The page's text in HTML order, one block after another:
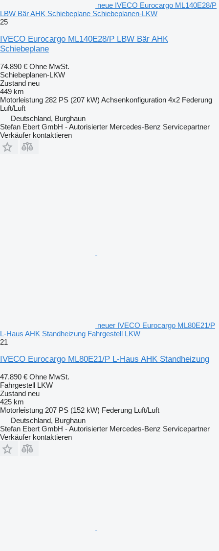
neue IVECO Eurocargo ML140E28/P
LBW Bär AHK Schiebeplane Schiebeplanen-LKW
25
IVECO Eurocargo ML140E28/P LBW Bär AHK
Schiebeplane
74.890 € Ohne MwSt.
Schiebeplanen-LKW
Zustand neu
449 km
Motorleistung 282 PS (207 kW) Achsenkonfiguration 4x2 Federung
Luft/Luft
Deutschland, Burghaun
Stefan Ebert GmbH - Autorisierter Mercedes-Benz Servicepartner
Verkäufer kontaktieren
neuer IVECO Eurocargo ML80E21/P
L-Haus AHK Standheizung Fahrgestell LKW
21
IVECO Eurocargo ML80E21/P L-Haus AHK Standheizung
47.890 € Ohne MwSt.
Fahrgestell LKW
Zustand neu
425 km
Motorleistung 207 PS (152 kW) Federung Luft/Luft
Deutschland, Burghaun
Stefan Ebert GmbH - Autorisierter Mercedes-Benz Servicepartner
Verkäufer kontaktieren